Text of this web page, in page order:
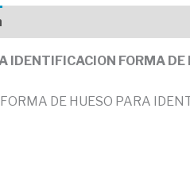
IDENTIFICACION FORMA DE
DE HUESO PARA